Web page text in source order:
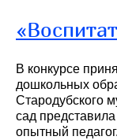
В конкурсе
дошкольных
Стародубского
сад
опытный